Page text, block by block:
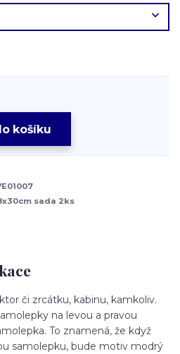
košíku
sada 2ks
či zrcátku, kabinu, kamkoliv.
na levou a pravou
To znamená, že když
samolepku, bude motiv modrý